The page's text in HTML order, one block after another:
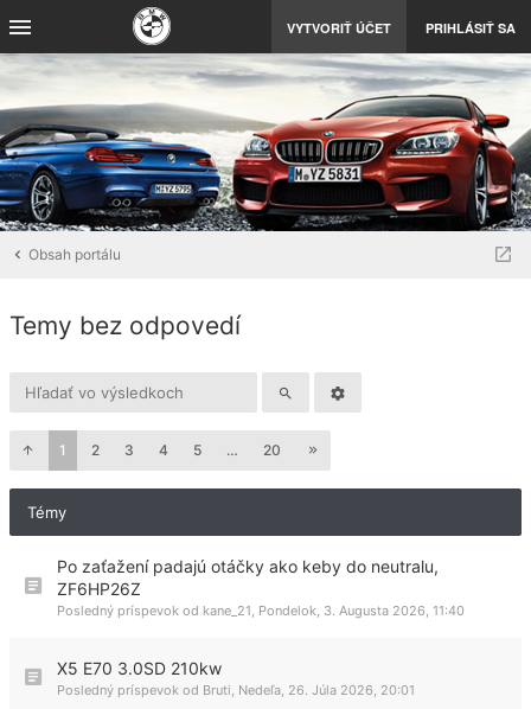
VYTVORIŤ ÚČET PRIHLÁSIŤ SA
Obsah portálu
Temy bez odpovedí
1 2 3 4 5 … 20
Témy
Po zaťažení padajú otáčky ako keby do neutralu,
ZF6HP26Z
Posledný príspevok od kane_21, Pondelok, 3. Augusta 2026, 11:40
X5 E70 3.0SD 210kw
Posledný príspevok od Bruti, Nedeľa, 26. Júla 2026, 20:01